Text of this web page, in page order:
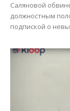
Саляновой
должностным
подпиской о